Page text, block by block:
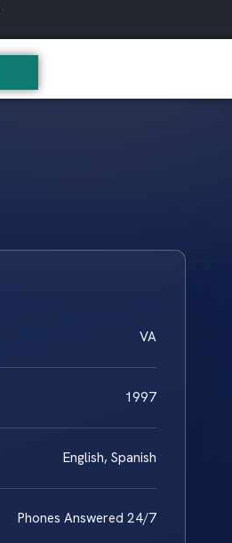
VA
1997
English, Spanish
Phones Answered 24/7